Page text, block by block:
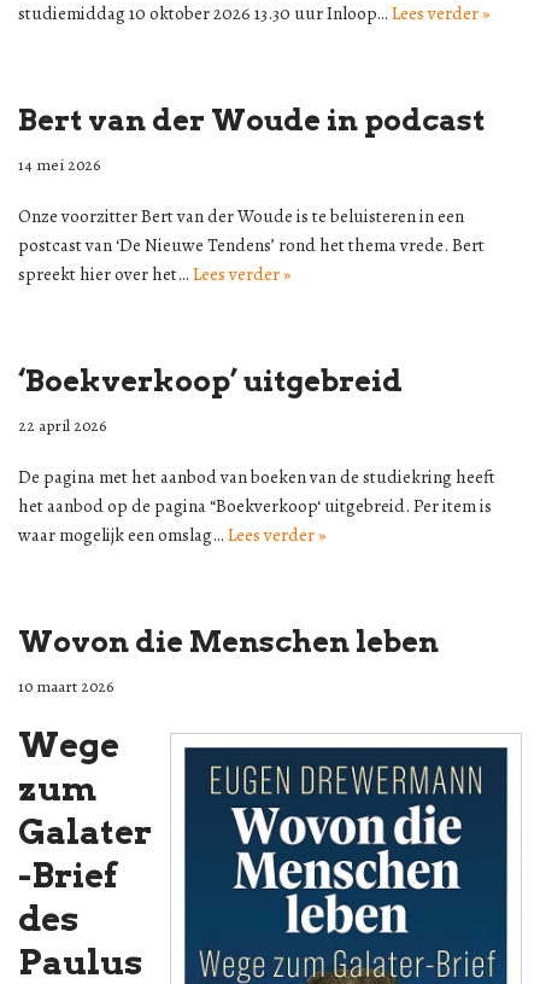
studiemiddag 10 oktober 2026 13.30 uur Inloop… Lees verder »
Bert van der Woude in podcast
14 mei 2026
Onze voorzitter Bert van der Woude is te beluisteren in een
postcast van ‘De Nieuwe Tendens’ rond het thema vrede. Bert
spreekt hier over het… Lees verder »
‘Boekverkoop’ uitgebreid
22 april 2026
De pagina met het aanbod van boeken van de studiekring heeft
het aanbod op de pagina “Boekverkoop‘ uitgebreid. Per item is
waar mogelijk een omslag… Lees verder »
Wovon die Menschen leben
10 maart 2026
Wege
zum
Galater
-Brief
des
Paulus